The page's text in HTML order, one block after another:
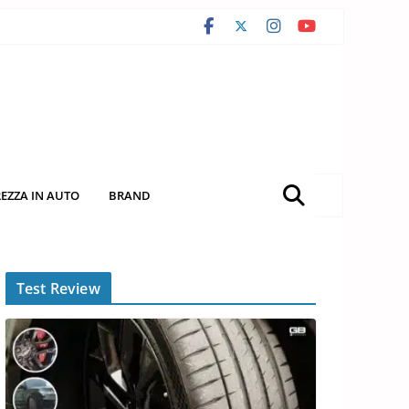
IN AUTO BRAND
Test Review